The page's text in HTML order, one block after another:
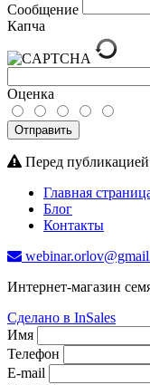
Сообщение
Капча
Оценка
Отправить
Перед
Главная
Блог
Контакты
Интернет-магазин
Сделано в InSales
Имя
Телефон
E-mail